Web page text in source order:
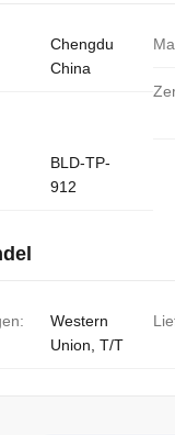
Chengdu
China
BLD-TP-
912
Western
Union, T/T